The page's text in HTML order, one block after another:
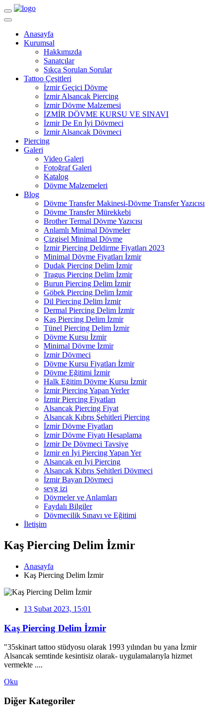
Navigasyon
Anasayfa
Kurumsal
Hakkımızda
Sanatçılar
Sıkça Sorulan Sorular
Tattoo Çeşitleri
İzmir Geçici Dövme
İzmir Alsancak Piercing
İzmir Dövme Malzemesi
İZMİR DÖVME KURSU VE SINAVI
İzmir De En İyi Dövmeci
İzmir Alsancak Dövmeci
Piercing
Galeri
Video Galeri
Fotoğraf Galeri
Katalog
Dövme Malzemeleri
Blog
Dövme Transfer Makinesi-Dövme Transfer Yazıcısı
Dövme Transfer Mürekkebi
Brother Termal Dövme Yazıcısı
Anlamlı Minimal Dövmeler
Çizgisel Minimal Dövme
İzmir Piercing Deldirme Fiyatları 2023
Minimal Dövme Fiyatları İzmir
Dudak Piercing Delim İzmir
Tragus Piercing Delim İzmir
Burun Piercing Delim İzmir
Göbek Piercing Delim İzmir
Dil Piercing Delim İzmir
Dermal Piercing Delim İzmir
Kaş Piercing Delim İzmir
Tünel Piercing Delim İzmir
Dövme Kursu İzmir
Minimal Dövme İzmir
İzmir Dövmeci
Dövme Kursu Fiyatları İzmir
Dövme Eğitimi İzmir
Halk Eğitim Dövme Kursu İzmir
İzmir Piercing Yapan Yerler
İzmir Piercing Fiyatları
Alsancak Piercing Fiyat
Alsancak Kıbrıs Şehitleri Piercing
İzmir Dövme Fiyatları
İzmir Dövme Fiyatı Hesaplama
İzmir De Dövmeci Tavsiye
İzmir en İyi Piercing Yapan Yer
Alsancak en İyi Piercing
Alsancak Kıbrıs Şehitleri Dövmeci
İzmir Bayan Dövmeci
sevg izi
Dövmeler ve Anlamları
Faydalı Bilgiler
Dövmecilik Sınavı ve Eğitimi
İletişim
Kaş Piercing Delim İzmir
Anasayfa
Kaş Piercing Delim İzmir
13 Şubat 2023, 15:01
Kaş Piercing Delim İzmir
"35skinart tattoo stüdyosu olarak 1993 yılından bu yana İzmir
Alsancak semtinde kesintisiz olarak- uygulamalarıyla hizmet
vermekte ....
Oku
Diğer Kategoriler